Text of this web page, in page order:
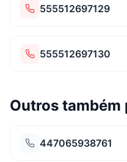
555512697129
555512697130
Outros também
447065938761